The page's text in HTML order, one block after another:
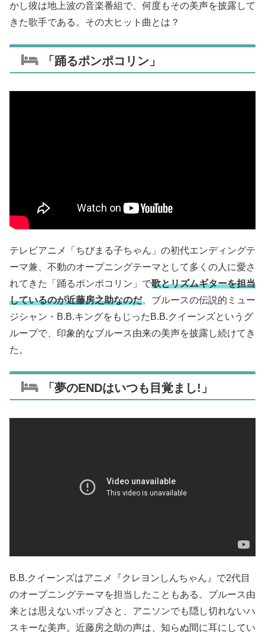
かし彼は地上波の音楽番組で、何度もその美声を披露して
きた歌手である。その大ヒット曲とは？
「踊るポンポコリン」
テレビアニメ「ちびまる子ちゃん」の初代エンディングテ
ーマ兼、不動のオープニングテーマとして多くの人に愛さ
れてきた「踊るポンポコリン」で歌とリズムギターを担当
しているのが近藤房之助なのだ。ブルースの伝説的ミュー
ジシャン・B.B.キングをもじったB.B.クイーンズというグ
ループで、印象的なブルース由来の美声を披露し続けてき
た。
「夢のENDはいつも目覚まし!」
B.B.クイーンズはアニメ『クレヨンしんちゃん』で2代目
のオープニングテーマを担当したこともある。ブルース由
来とは思えないポップさと、アニソンでも隠し切れないハ
スキーな美声。近藤房之助の声は、知らぬ間に耳にしてい